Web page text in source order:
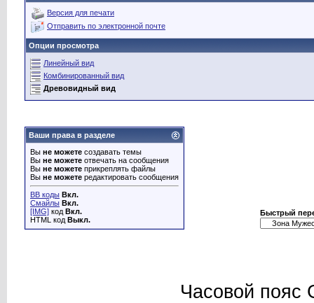
Версия для печати
Отправить по электронной почте
Опции просмотра
Линейный вид
Комбинированный вид
Древовидный вид
Ваши права в разделе
Вы не можете создавать темы
Вы не можете отвечать на сообщения
Вы не можете прикреплять файлы
Вы не можете редактировать сообщения
BB коды Вкл.
Смайлы Вкл.
[IMG] код Вкл.
HTML код Выкл.
Быстрый
Часовой пояс